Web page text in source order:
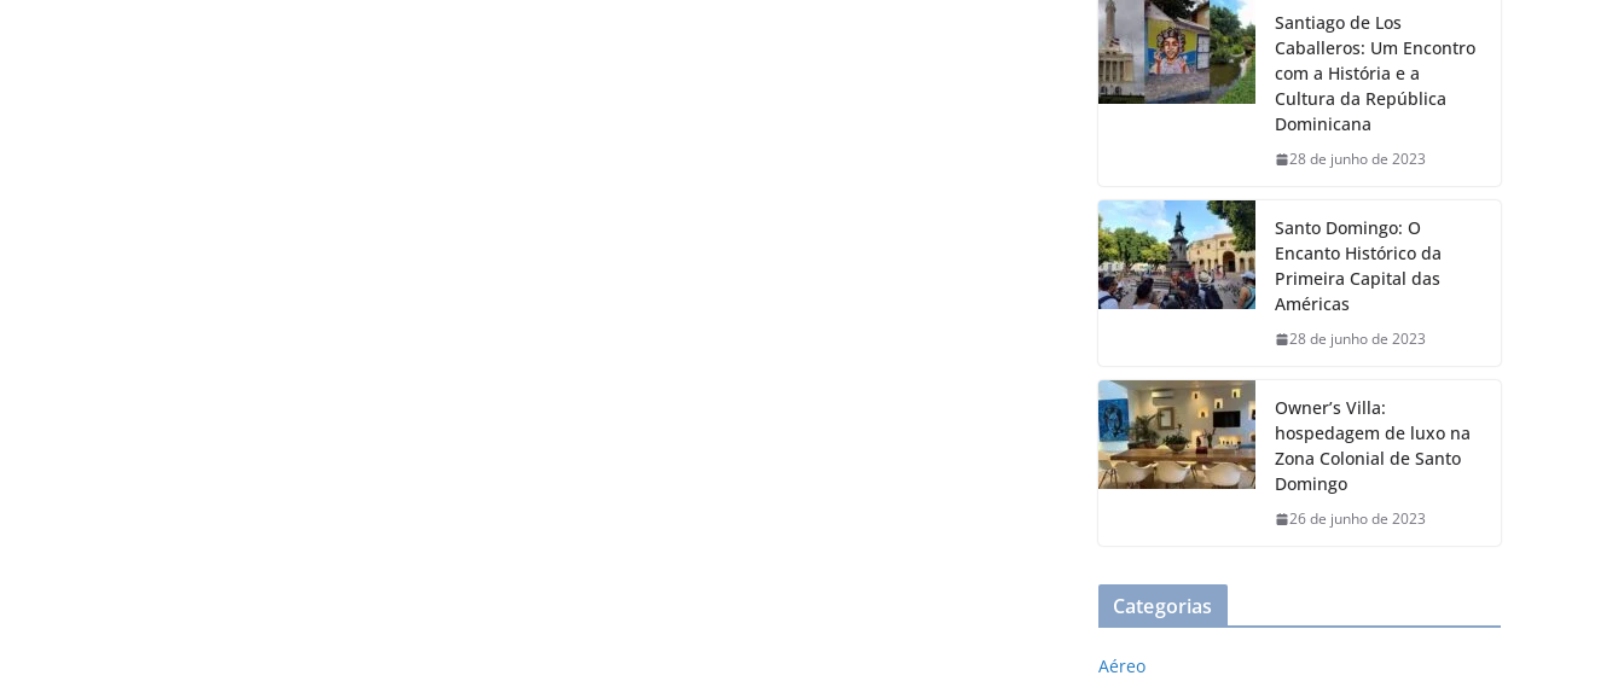
Santiago de Los
Caballeros: Um Encontro
com a História e a
Cultura da República
Dominicana
28 de junho de 2023
Santo Domingo: O
Encanto Histórico da
Primeira Capital das
Américas
28 de junho de 2023
Owner’s Villa:
hospedagem de luxo na
Zona Colonial de Santo
Domingo
26 de junho de 2023
Categorias
Aéreo